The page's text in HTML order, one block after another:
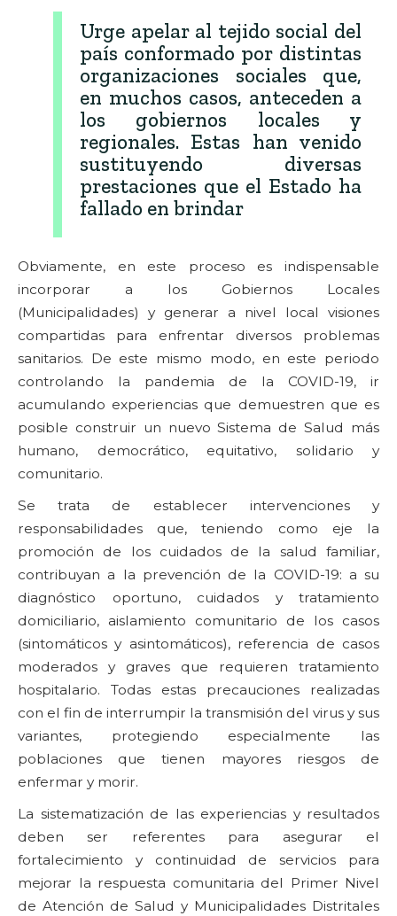
Urge apelar al tejido social del
país conformado por distintas
organizaciones sociales que,
en muchos casos, anteceden a
los gobiernos locales y
regionales. Estas han venido
sustituyendo diversas
prestaciones que el Estado ha
fallado en brindar
Obviamente, en este proceso es indispensable
incorporar a los Gobiernos Locales
(Municipalidades) y generar a nivel local visiones
compartidas para enfrentar diversos problemas
sanitarios. De este mismo modo, en este periodo
controlando la pandemia de la COVID-19, ir
acumulando experiencias que demuestren que es
posible construir un nuevo Sistema de Salud más
humano, democrático, equitativo, solidario y
comunitario.
Se trata de establecer intervenciones y
responsabilidades que, teniendo como eje la
promoción de los cuidados de la salud familiar,
contribuyan a la prevención de la COVID-19: a su
diagnóstico oportuno, cuidados y tratamiento
domiciliario, aislamiento comunitario de los casos
(sintomáticos y asintomáticos), referencia de casos
moderados y graves que requieren tratamiento
hospitalario. Todas estas precauciones realizadas
con el fin de interrumpir la transmisión del virus y sus
variantes, protegiendo especialmente las
poblaciones que tienen mayores riesgos de
enfermar y morir.
La sistematización de las experiencias y resultados
deben ser referentes para asegurar el
fortalecimiento y continuidad de servicios para
mejorar la respuesta comunitaria del Primer Nivel
de Atención de Salud y Municipalidades Distritales